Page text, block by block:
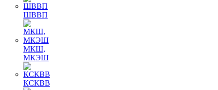
ШВВП
МКШ,
МКЭШ
КСКВВ